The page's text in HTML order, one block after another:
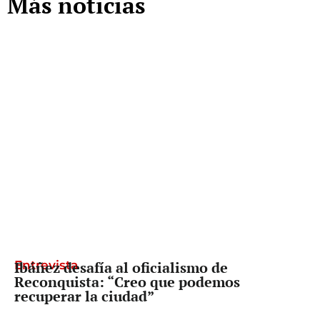
Entrevista
Ibáñez desafía al oficialismo de
Reconquista: “Creo que podemos
recuperar la ciudad”